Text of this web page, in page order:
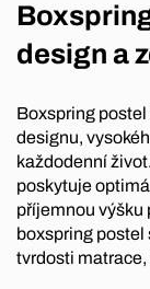
design a
Boxspring
designu,
každodenní
poskytuje
příjemnou výšku
boxspring postel
tvrdosti